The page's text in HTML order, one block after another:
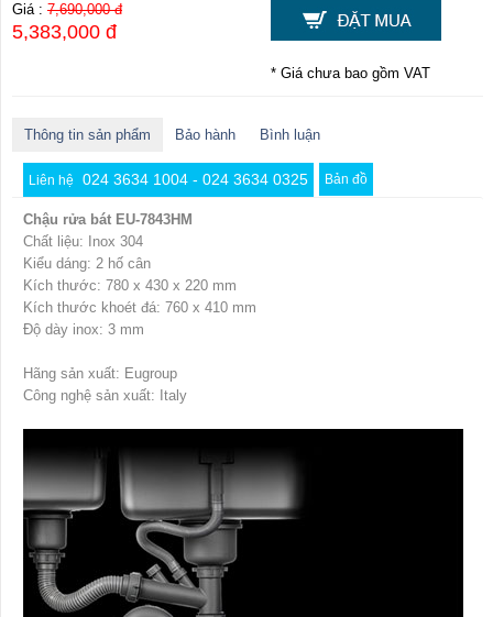
Giá : 7,690,000 đ
5,383,000 đ
* Giá chưa bao gồm VAT
Thông tin sản phẩm Bảo hành Bình luận
Liên hệ 024 3634 1004 - 024 3634 0325 Bản đồ
Chậu rửa bát EU-7843HM
Chất liệu: Inox 304
Kiểu dáng: 2 hố cân
Kích thước: 780 x 430 x 220 mm
Kích thước khoét đá: 760 x 410 mm
Độ dày inox: 3 mm
Hãng sản xuất: Eugroup
Công nghệ sản xuất: Italy